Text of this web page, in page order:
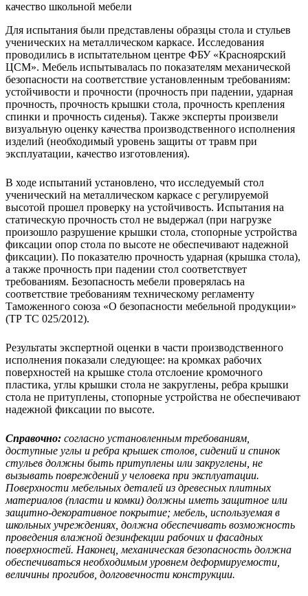
Для испытания были представлены образцы стола и стульев
ученических на металлическом каркасе. Исследования
проводились в испытательном центре ФБУ «Красноярский
ЦСМ». Мебель испытывалась по показателям механической
безопасности на соответствие установленным требованиям:
устойчивости и прочности (прочность при падении, ударная
прочность, прочность крышки стола, прочность крепления
спинки и прочность сиденья). Также эксперты произвели
визуальную оценку качества производственного исполнения
изделий (необходимый уровень защиты от травм при
эксплуатации, качество изготовления).
В ходе испытаний установлено, что исследуемый стол
ученический на металлическом каркасе с регулируемой
высотой прошел проверку на устойчивость. Испытания на
статическую прочность стол не выдержал (при нагрузке
произошло разрушение крышки стола, стопорные устройства
фиксации опор стола по высоте не обеспечивают надежной
фиксации). По показателю прочность ударная (крышка стола),
а также прочность при падении стол соответствует
требованиям. Безопасность мебели проверялась на
соответствие требованиям техническому регламенту
Таможенного союза «О безопасности мебельной продукции»
(ТР ТС 025/2012).
Результаты экспертной оценки в части производственного
исполнения показали следующее: на кромках рабочих
поверхностей на крышке стола отслоение кромочного
пластика, углы крышки стола не закруглены, ребра крышки
стола не притуплены, стопорные устройства не обеспечивают
надежной фиксации по высоте.
Справочно: согласно установленным требованиям,
доступные углы и ребра крышек столов, сидений и спинок
стульев должны быть притуплены или закруглены, не
вызывать повреждений у человека при эксплуатации.
Поверхности мебельных деталей из древесных плитных
материалов (пласти и комки) должны иметь защитное или
защитно-декоративное покрытие; мебель, используемая в
школьных учреждениях, должна обеспечивать возможность
проведения влажной дезинфекции рабочих и фасадных
поверхностей. Наконец, механическая безопасность должна
обеспечиваться необходимым уровнем деформируемости,
величины прогибов, долговечности конструкции.